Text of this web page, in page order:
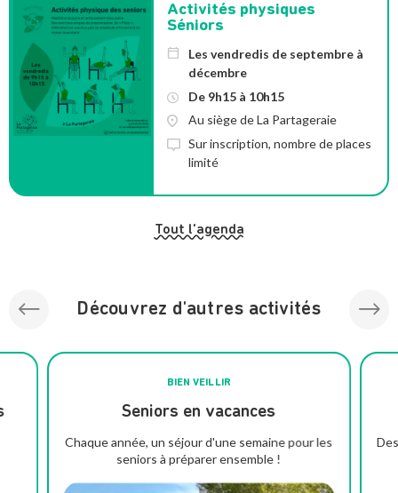
Activités physiques
Séniors
Les vendredis de septembre à
décembre
De 9h15 à 10h15
Au siège de La Partageraie
Sur inscription, nombre de places
limité
Tout l'agenda
Découvrez d'autres activités
BIEN VEILLIR
Seniors en vacances
Chaque année, un séjour d'une semaine pour les
seniors à préparer ensemble !